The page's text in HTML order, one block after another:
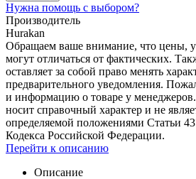
Нужна помощь с выбором?
Производитель
Hurakan
Обращаем ваше внимание, что цены,
могут отличаться от фактических.
оставляет за собой право менять
предварительного уведомления.
и информацию о товаре у
носит справочный характер и не
определяемой положениями Статьи
Кодекса Российской Федерации.
Перейти к описанию
Описание